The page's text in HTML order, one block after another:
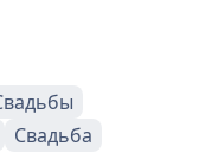
Свадьба